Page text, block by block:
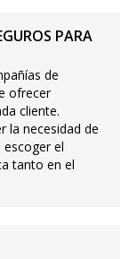
PARA
de
ofrecer
cliente.
la necesidad de
el
tanto en el